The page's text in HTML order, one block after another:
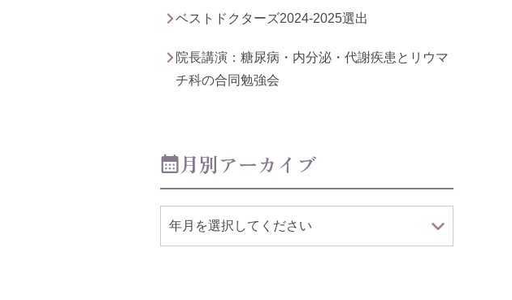
ベストドクターズ2024-2025選出
院長講演：糖尿病・内分泌・代謝疾患とリウマ
チ科の合同勉強会
月別アーカイブ
年月を選択してください